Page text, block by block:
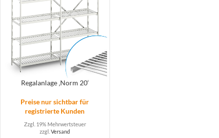
Regalanlage ‚Norm 20‘
Preise nur sichtbar für
registrierte Kunden
Zzgl. 19% Mehrwertsteuer
zzgl.Versand